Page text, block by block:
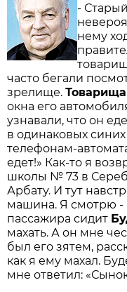
-
нему
часто бегали
зрелище.
окна его
узнавали, что он
в одинаковых
телефонам-
едет!» Как-то я
школы № 73 в
Арбату. И тут
машина. Я смотрю -
пассажира сидит
махать. А он мне
был его зятем,
как я ему махал.
мне ответил: